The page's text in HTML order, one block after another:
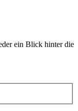
ein Blick hinter die